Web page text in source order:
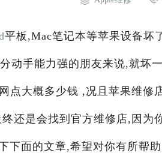
平板,Mac笔记本等苹果设备坏
动手能力强的朋友来说,就坏一
点大概多少钱 ,况且苹果维修
还是会找到官方维修店,因为
下面的文章,希望对你有所帮